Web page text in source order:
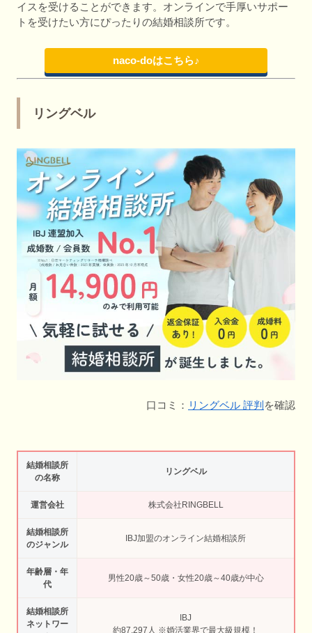
イスを受けることができます。オンラインで手厚いサポー
トを受けたい方にぴったりの結婚相談所です。
naco-doはこちら♪
リングベル
口コミ： リングベル 評判 を確認
結婚相談所
の名称
リングベル
運営会社 株式会社RINGBELL
結婚相談所
のジャンル
IBJ加盟のオンライン結婚相談所
年齢層・年
代
男性20歳～50歳・女性20歳～40歳が中心
結婚相談所
ネットワー
IBJ
約87,297人 ※婚活業界で最大級規模！